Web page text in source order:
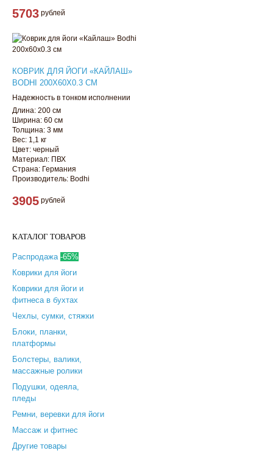
5703 рублей
КОВРИК ДЛЯ ЙОГИ «КАЙЛАШ»
BODHI 200Х60Х0.3 СМ
Надежность в тонком исполнении
Длина: 200 см
Ширина: 60 см
Толщина: 3 мм
Вес: 1,1 кг
Цвет: черный
Материал: ПВХ
Страна: Германия
Производитель: Bodhi
3905 рублей
КАТАЛОГ ТОВАРОВ
Распродажа -65%
Коврики для йоги
Коврики для йоги и
фитнеса в бухтах
Чехлы, сумки, стяжки
Блоки, планки,
платформы
Болстеры, валики,
массажные ролики
Подушки, одеяла,
пледы
Ремни, веревки для йоги
Массаж и фитнес
Другие товары